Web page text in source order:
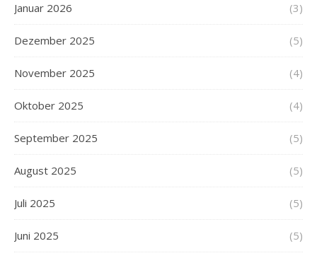
Januar 2026 (3)
Dezember 2025 (5)
November 2025 (4)
Oktober 2025 (4)
September 2025 (5)
August 2025 (5)
Juli 2025 (5)
Juni 2025 (5)